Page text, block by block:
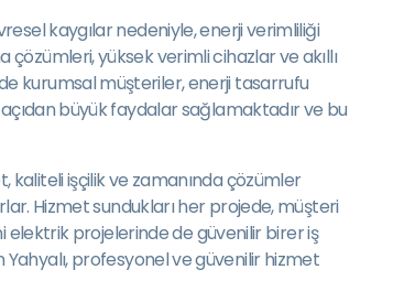
kaygılar nedeniyle, enerji verimliliği
yüksek verimli cihazlar ve akıllı
kurumsal müşteriler, enerji tasarrufu
büyük faydalar sağlamaktadır ve bu
işçilik ve zamanında çözümler
Hizmet sundukları her projede, müşteri
elektrik projelerinde de güvenilir birer iş
Yahyalı, profesyonel ve güvenilir hizmet